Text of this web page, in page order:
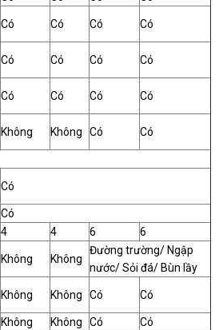
Có Có Có Có
Có Có Có Có
Có Có Có Có
Không Không Có Có
Có
Có
4 4 6 6
Không Không
Đường trường/ Ngập
nước/ Sỏi đá/ Bùn lầy
Không Không Có Có
Không Không Có
Có